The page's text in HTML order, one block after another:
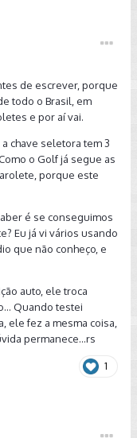
de escrever, porque
todo o Brasil, em
e por aí vai.
chave seletora tem 3
o Golf já segue as
porque este
é se conseguimos
Eu já vi vários usando
que não conheço, e
auto, ele troca
Quando testei
fez a mesma coisa,
permanece...rs
1